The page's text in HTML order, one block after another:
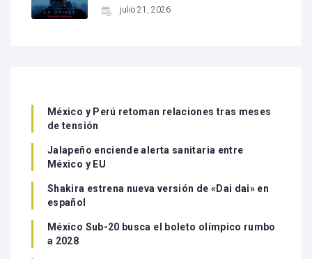
julio 21, 2026
México y Perú retoman relaciones tras meses
de tensión
Jalapeño enciende alerta sanitaria entre
México y EU
Shakira estrena nueva versión de «Dai dai» en
español
México Sub-20 busca el boleto olímpico rumbo
a 2028